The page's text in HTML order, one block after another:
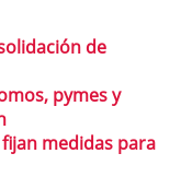
de
pymes y
medidas para